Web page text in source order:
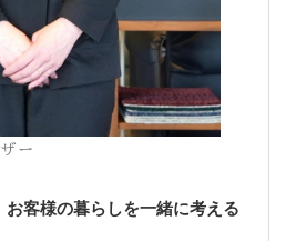
ー
客様の暮らしを一緒に考える